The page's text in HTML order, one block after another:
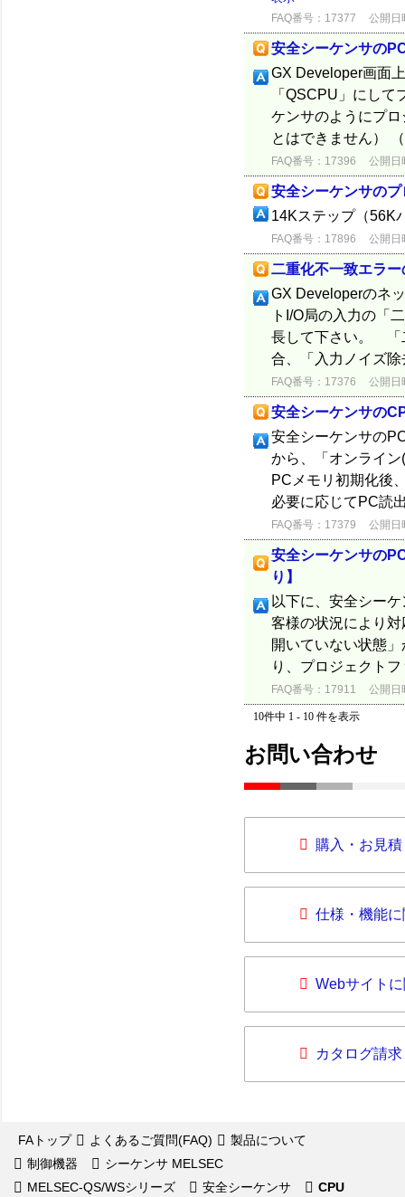
FAQ番号：17377 公開日
安全シーケンサの
GX Developer画面
「QSCPU」にし
ケンサのようにプ
とはできません）
FAQ番号：17396 公開日
安全シーケンサの
14Kステップ（56K
FAQ番号：17896 公開日
二重化不一致エラ
GX Developerのネ
トI/O局の入力の「
長して下さい。 「
合、「入力ノイズ
FAQ番号：17376 公開日
安全シーケンサの
安全シーケンサの
から、「オンライ
PCメモリ初期化後
必要に応じてPC読
FAQ番号：17379 公開日
安全シーケンサの
り】
以下に、安全シー
客様の状況により
開いていない状態
り、プロジェクト
FAQ番号：17911 公開日
10件中 1 - 10 件を表示
お問い合わせ
購入・お見
仕様・機能
Webサイト
カタログ請求
FAトップ よくあるご質問(FAQ)
製品について
制御機器
シーケンサ MELSEC
MELSEC-QS/WSシリーズ
安全シーケンサ CPU